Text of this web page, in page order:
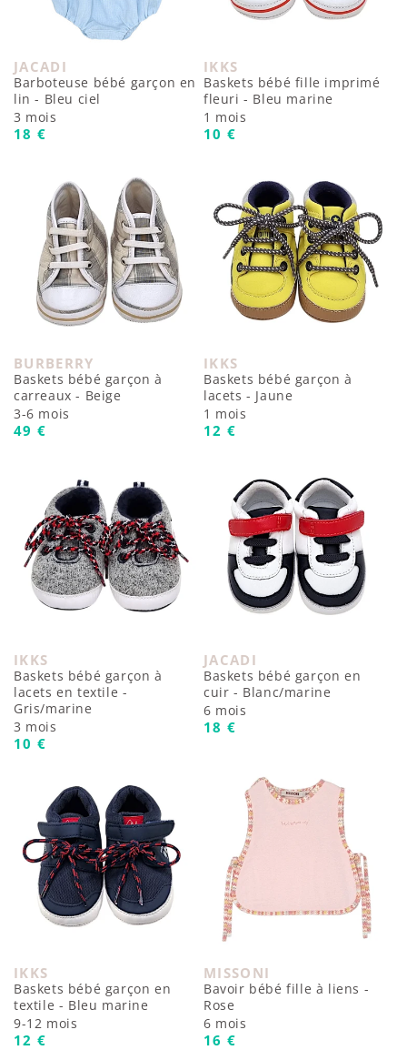
Fournisseur :
JACADI
Barboteuse bébé garçon en
lin - Bleu ciel
3 mois
Prix habituel
18 €
Fournisseur :
IKKS
Baskets bébé fille imprimé
fleuri - Bleu marine
1 mois
Prix habituel
10 €
Fournisseur :
BURBERRY
Baskets bébé garçon à
carreaux - Beige
3-6 mois
Prix habituel
49 €
Fournisseur :
IKKS
Baskets bébé garçon à
lacets - Jaune
1 mois
Prix habituel
12 €
Fournisseur :
IKKS
Baskets bébé garçon à
lacets en textile -
Gris/marine
3 mois
Prix habituel
10 €
Fournisseur :
JACADI
Baskets bébé garçon en
cuir - Blanc/marine
6 mois
Prix habituel
18 €
Fournisseur :
IKKS
Baskets bébé garçon en
textile - Bleu marine
9-12 mois
Prix habituel
12 €
Fournisseur :
MISSONI
Bavoir bébé fille à liens -
Rose
6 mois
Prix habituel
16 €